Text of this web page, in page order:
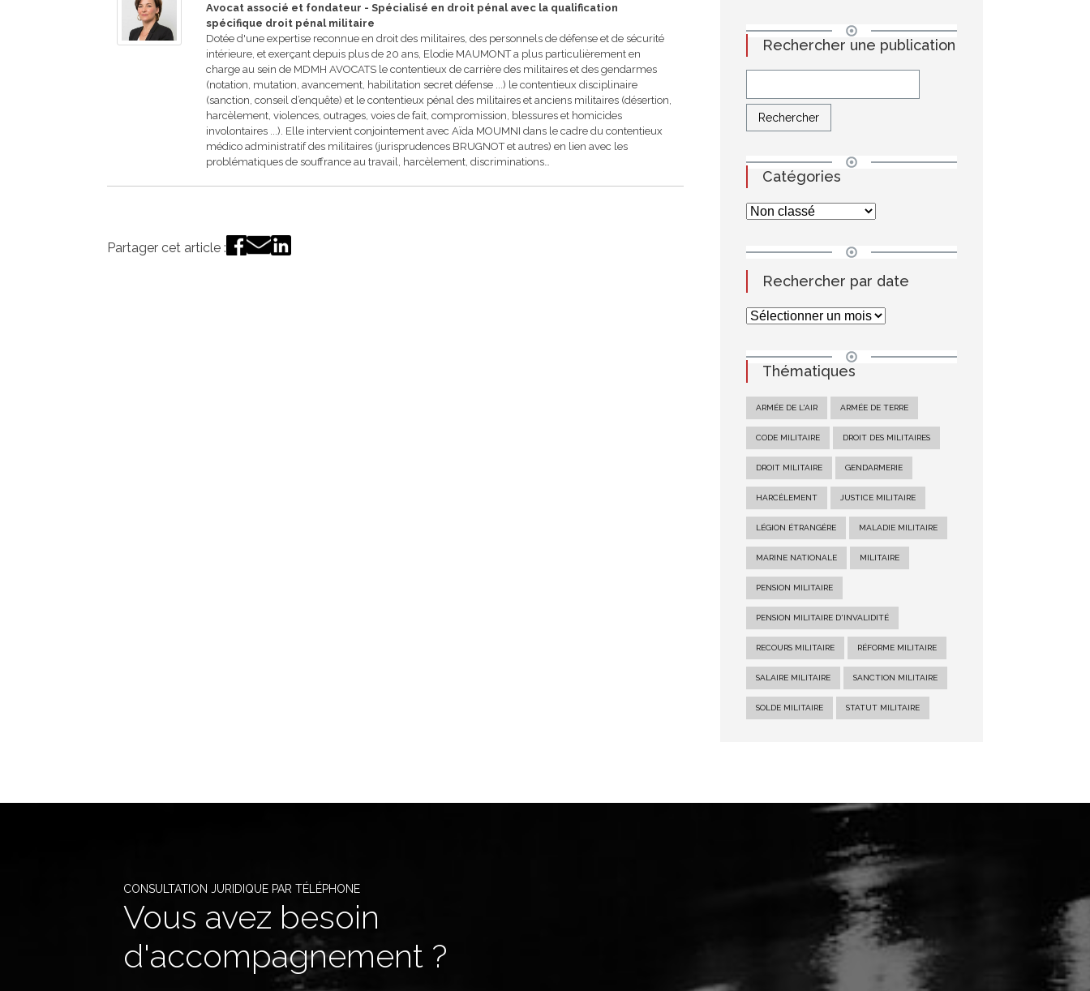
Avocat associé et fondateur - Spécialisé en droit pénal avec la qualification
spécifique droit pénal militaire
Dotée d'une expertise reconnue en droit des militaires, des personnels de défense et de sécurité
intérieure, et exerçant depuis plus de 20 ans, Elodie MAUMONT a plus particulièrement en
charge au sein de MDMH AVOCATS le contentieux de carrière des militaires et des gendarmes
(notation, mutation, avancement, habilitation secret défense ...) le contentieux disciplinaire
(sanction, conseil d’enquête) et le contentieux pénal des militaires et anciens militaires (désertion,
harcèlement, violences, outrages, voies de fait, compromission, blessures et homicides
involontaires ...). Elle intervient conjointement avec Aïda MOUMNI dans le cadre du contentieux
médico administratif des militaires (jurisprudences BRUGNOT et autres) en lien avec les
problématiques de souffrance au travail, harcèlement, discriminations…
Partager cet article :
Rechercher une publication
Catégories
Rechercher par date
Thématiques
ARMÉE DE L'AIR ARMÉE DE TERRE
CODE MILITAIRE DROIT DES MILITAIRES
DROIT MILITAIRE GENDARMERIE
HARCÈLEMENT JUSTICE MILITAIRE
LÉGION ÉTRANGÈRE MALADIE MILITAIRE
MARINE NATIONALE MILITAIRE
PENSION MILITAIRE
PENSION MILITAIRE D'INVALIDITÉ
RECOURS MILITAIRE RÉFORME MILITAIRE
SALAIRE MILITAIRE SANCTION MILITAIRE
SOLDE MILITAIRE STATUT MILITAIRE
CONSULTATION JURIDIQUE PAR TÉLÉPHONE
Vous avez besoin
d'accompagnement ?